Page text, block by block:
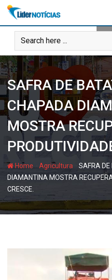
Skip
content
SAFRA DE
CHAPADA
MOSTRA
Home - Agricultura
SAFRA
DIAMANTINA MOSTRA
CRESCE.